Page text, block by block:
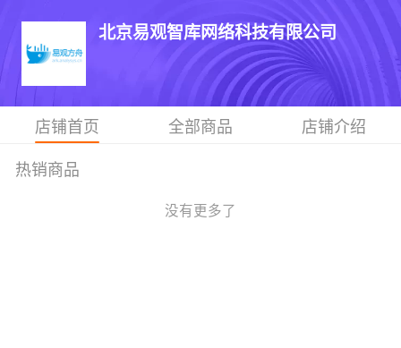
北京易观智库网络科技有限公司
店铺首页 全部商品 店铺介绍
热销商品
没有更多了